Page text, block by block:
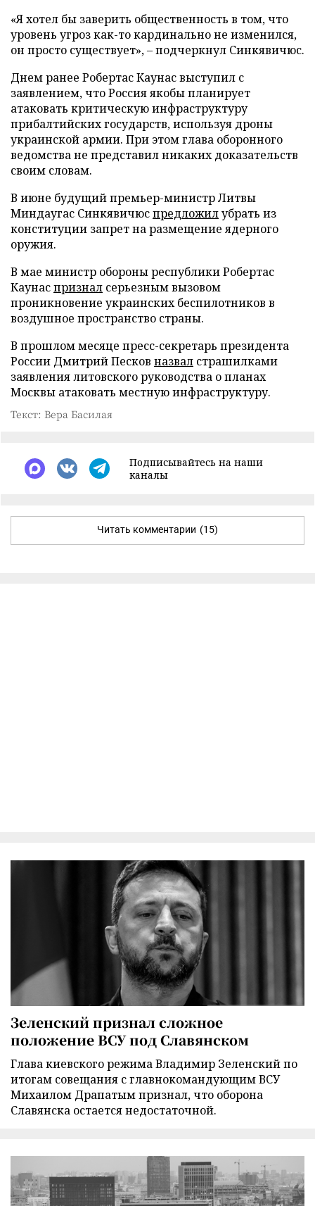
«Я хотел бы заверить общественность в том, что
уровень угроз как-то кардинально не изменился,
он просто существует», – подчеркнул Синкявичюс.
Днем ранее Робертас Каунас выступил с
заявлением, что Россия якобы планирует
атаковать критическую инфраструктуру
прибалтийских государств, используя дроны
украинской армии. При этом глава оборонного
ведомства не представил никаких доказательств
своим словам.
В июне будущий премьер-министр Литвы
Миндаугас Синкявичюспредложилубрать из
конституции запрет на размещение ядерного
оружия.
В мае министр обороны республики Робертас
Каунаспризнал серьезным вызовом
проникновение украинских беспилотников в
воздушное пространство страны.
В прошлом месяце пресс-секретарь президента
России Дмитрий Песков назвал страшилками
заявления литовского руководства о планах
Москвы атаковать местную инфраструктуру.
Текст: Вера Басилая
Подписывайтесь на наши
каналы
Читать комментарии (15)
Зеленский признал сложное
положение ВСУ под Славянском
Глава киевского режима Владимир Зеленский по
итогам совещания с главнокомандующим ВСУ
Михаилом Драпатым признал, что оборона
Славянска остается недостаточной.